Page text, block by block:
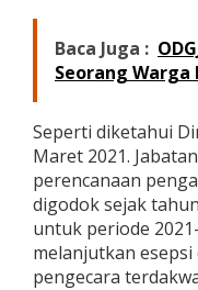
Baca Juga :
Seorang
Seperti diketahui
Maret 2021.
perencanaan
digodok sejak
untuk periode
melanjutkan
pengecara